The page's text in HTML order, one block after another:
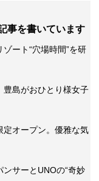
事を書いています
ート“穴場時間”を研
島がおひとり様女子
定オープン。優雅な気
サーとUNOの“奇妙